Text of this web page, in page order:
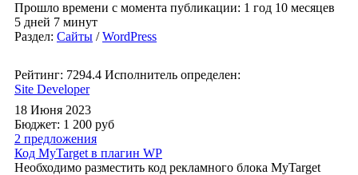
Прошло времени с момента публикации: 1 год 10 месяцев
5 дней 7 минут
Раздел: Сайты /WordPress
Рейтинг: 7294.4 Исполнитель определен:
Site Developer
18 Июня 2023
Бюджет: 1 200 руб
2 предложения
Код MyTarget в плагин WP
Необходимо разместить код рекламного блока MyTarget